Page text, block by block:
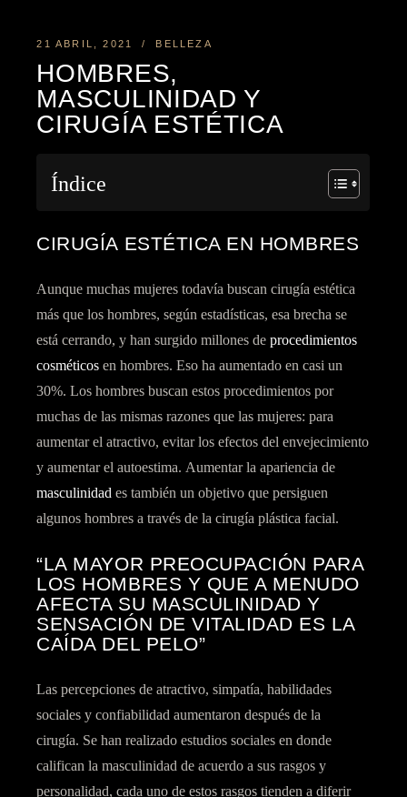
21 ABRIL, 2021 BELLEZA
HOMBRES,
MASCULINIDAD Y
CIRUGÍA ESTÉTICA
Índice
CIRUGÍA ESTÉTICA EN HOMBRES
Aunque muchas mujeres todavía buscan cirugía estética
más que los hombres, según estadísticas, esa brecha se
está cerrando, y han surgido millones deprocedimientos
cosméticos en hombres. Eso ha aumentado en casi un
30%. Los hombres buscan estos procedimientos por
muchas de las mismas razones que las mujeres: para
aumentar el atractivo, evitar los efectos del envejecimiento
y aumentar el autoestima. Aumentar la apariencia de
masculinidad es también un objetivo que persiguen
algunos hombres a través de la cirugía plástica facial.
“LA MAYOR PREOCUPACIÓN PARA
LOS HOMBRES Y QUE A MENUDO
AFECTA SU MASCULINIDAD Y
SENSACIÓN DE VITALIDAD ES LA
CAÍDA DEL PELO”
Las percepciones de atractivo, simpatía, habilidades
sociales y confiabilidad aumentaron después de la
cirugía. Se han realizado estudios sociales en donde
califican la masculinidad de acuerdo a sus rasgos y
personalidad, cada uno de estos rasgos tienden a diferir